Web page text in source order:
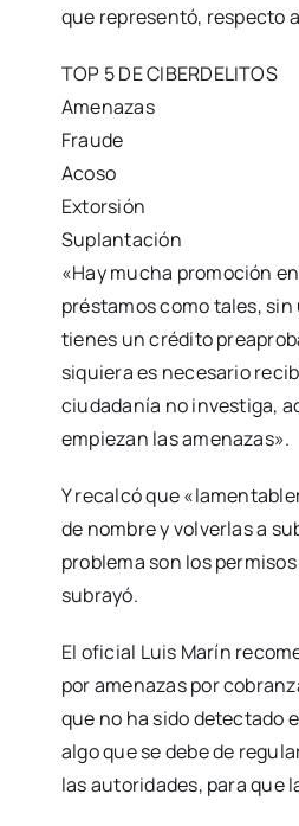
que representó, respecto
TOP 5 DE CIBERDELITOS
Amenazas
Fraude
Acoso
Extorsión
Suplantación
«Hay mucha promoción
préstamos como tales,
tienes un crédito
siquiera es necesario
ciudadanía no investiga,
empiezan las amenazas».
Y recalcó que
de nombre y volverlas a
problema son los
subrayó.
El oficial Luis Marín
por amenazas por
que no ha sido detectado
algo que se debe de
las autoridades, para que